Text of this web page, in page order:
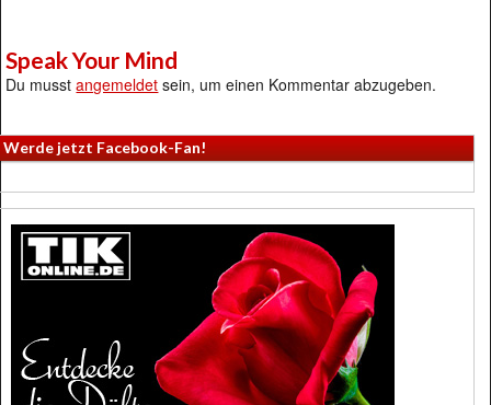
Speak Your Mind
Du musstangemeldet sein, um einen Kommentar abzugeben.
Werde jetzt Facebook-Fan!